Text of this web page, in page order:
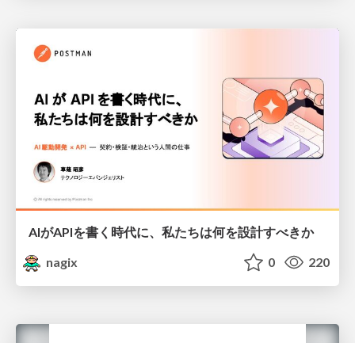
AIがAPIを書く時代に、私たちは何を設計すべきか
nagix
0 220